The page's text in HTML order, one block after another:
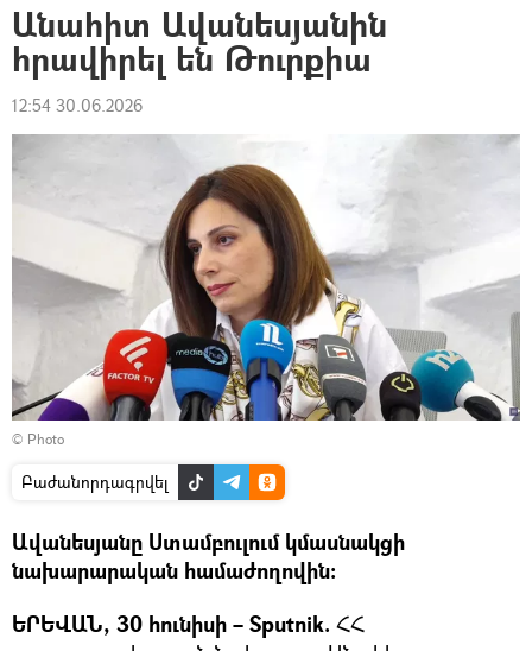
Անահիտ Ավանեսյանին
հրավիրել են Թուրքիա
12:54 30.06.2026
© Photo
Բաժանորդագրվել
Ավանեսյանը Ստամբուլում կմասնակցի
նախարարական համաժողովին։
ԵՐԵՎԱՆ, 30 հունիսի – Sputnik. ՀՀ